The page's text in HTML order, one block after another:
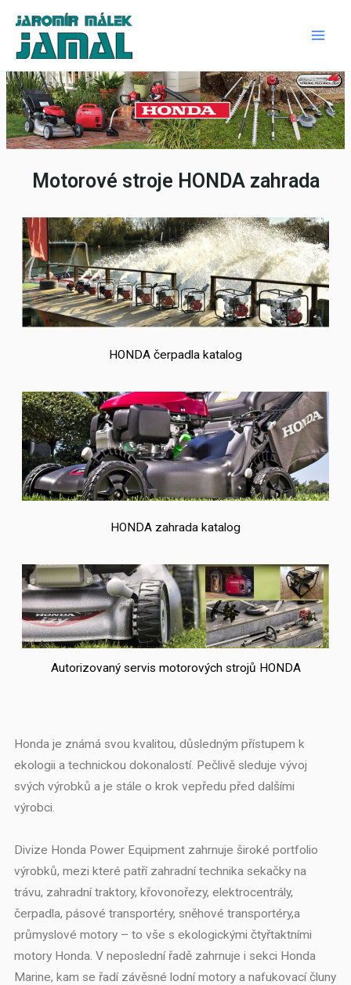
Motorové stroje HONDA zahrada
HONDA čerpadla katalog
HONDA zahrada katalog
Autorizovaný servis motorových strojů HONDA
Honda je známá svou kvalitou, důsledným přístupem k
ekologii a technickou dokonalostí. Pečlivě sleduje vývoj
svých výrobků a je stále o krok vepředu před dalšími
výrobci.
Divize Honda Power Equipment zahrnuje široké portfolio
výrobků, mezi které patří zahradní technika sekačky na
trávu, zahradní traktory, křovonořezy, elektrocentrály,
čerpadla, pásové transportéry, sněhové transportéry,a
průmyslové motory – to vše s ekologickými čtyřtaktními
motory Honda. V neposlední řadě zahrnuje i sekci Honda
Marine, kam se řadí závěsné lodní motory a nafukovací čluny